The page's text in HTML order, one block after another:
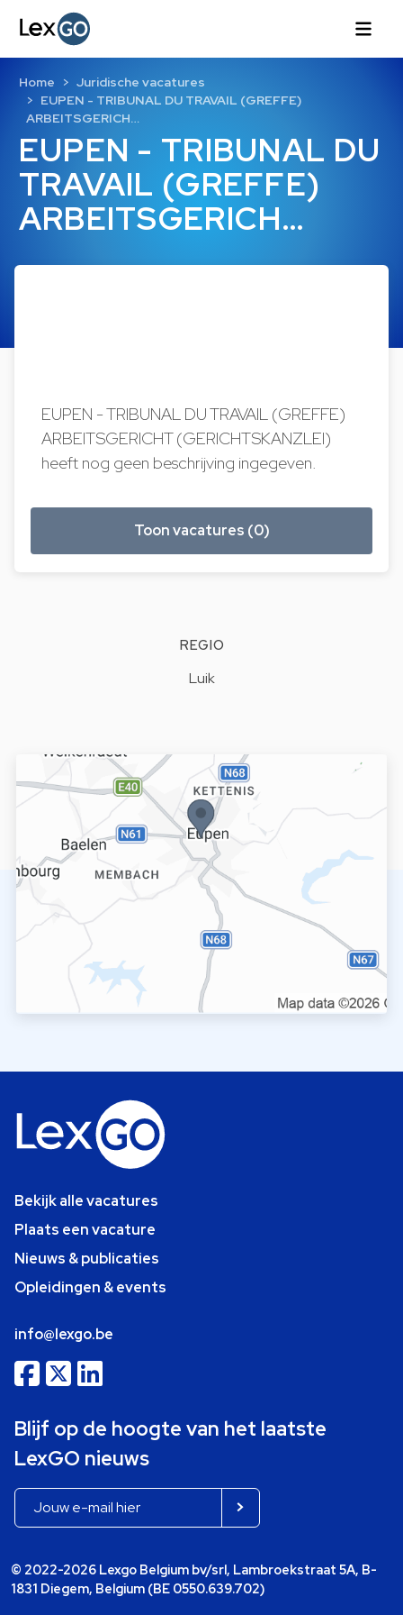
EUPEN - TRIBUNAL DU
TRAVAIL (GREFFE)
ARBEITSGERICH…
Home
Juridische vacatures
EUPEN - TRIBUNAL DU TRAVAIL (GREFFE)
ARBEITSGERICH…
EUPEN - TRIBUNAL DU TRAVAIL (GREFFE)
ARBEITSGERICHT (GERICHTSKANZLEI)
heeft nog geen beschrijving ingegeven.
Toon vacatures (0)
REGIO
Luik
Bekijk alle vacatures
Plaats een vacature
Nieuws & publicaties
Opleidingen & events
info@lexgo.be
Blijf op de hoogte van het laatste
LexGO nieuws
© 2022-2026 Lexgo Belgium bv/srl, Lambroekstraat 5A, B-
1831 Diegem, Belgium (BE 0550.639.702)